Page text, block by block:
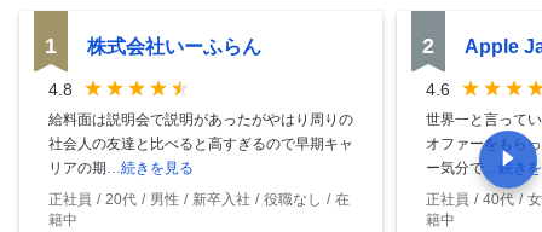
1 株式会社いーふらん
4.8
給料面は説明会で説明があったがやはり周りの
社会人の友達と比べると高すぎるので早期キャ
リアの期 …続きを見る
正社員
20代 男性 新卒入社 役職なし
在
籍中
2 Apple
4.6
世界一と言って
オファーをもら
ー気分で …続き
正社員
40代
籍中